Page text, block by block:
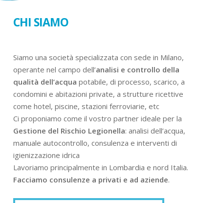
CHI SIAMO
Siamo una società specializzata con sede in Milano,
operante nel campo dell’analisi e controllo della
qualità dell’acqua potabile, di processo, scarico, a
condomini e abitazioni private, a strutture ricettive
come hotel, piscine, stazioni ferroviarie, etc
Ci proponiamo come il vostro partner ideale per la
Gestione del Rischio Legionella: analisi dell’acqua,
manuale autocontrollo, consulenza e interventi di
igienizzazione idrica
Lavoriamo principalmente in Lombardia e nord Italia.
Facciamo consulenze a privati e ad aziende.